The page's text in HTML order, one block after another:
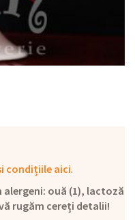
condițiile aici.
ouă (1), lactoză
rugăm cereți detalii!